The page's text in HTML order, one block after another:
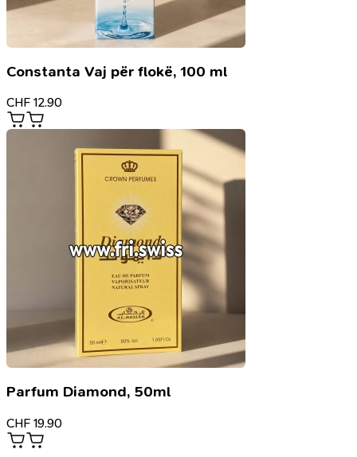
Constanta Vaj për flokë, 100 ml
CHF 12.90
Parfum Diamond, 50ml
CHF 19.90